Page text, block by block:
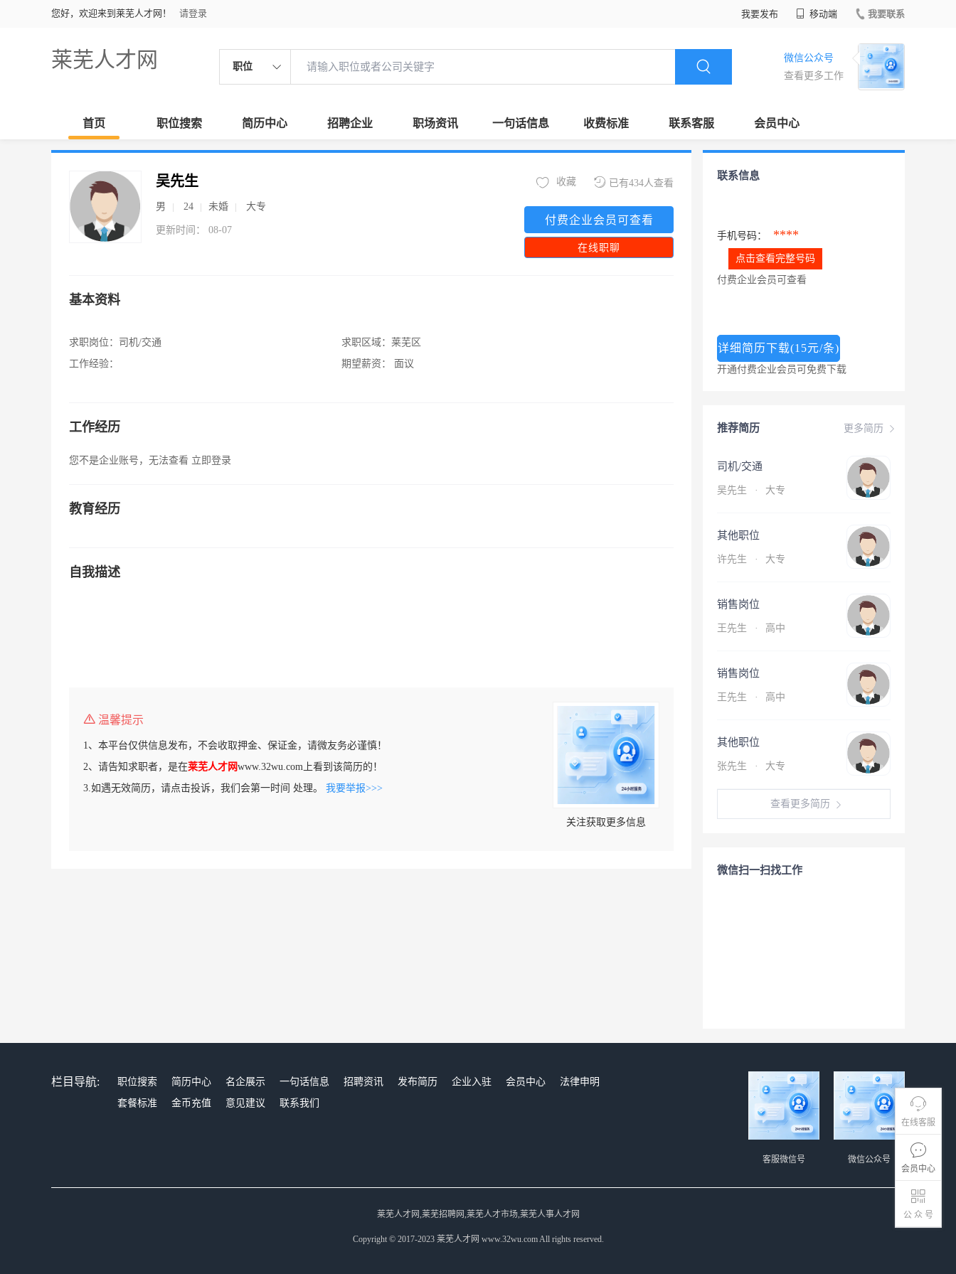
您好，欢迎来到莱芜人才网！ 请登录 我要发布 移动端 我要联系
莱芜人才网 职位
微信公众号
查看更多工作
首页 职位搜索 简历中心 招聘企业 职场资讯 一句话信息 收费标准 联系客服 会员中心
在线客服
会员中心
公 众 号
吴先生
男 24 未婚 大专
更新时间： 08-07
已有434人查看
收藏
付费企业会员可查看
在线职聊
基本资料
求职岗位： 司机/交通
工作经验：
求职区域： 莱芜区
期望薪资：
面议
工作经历
您不是企业账号，无法查看 立即登录
教育经历
自我描述
温馨提示
1、本平台仅供信息发布，不会收取押金、保证金，请微友务必谨慎！
2、请告知求职者，是在莱芜人才网www.32wu.com上看到该简历的！
3.如遇无效简历，请点击投诉，我们会第一时间 处理。 我要举报>>>
关注获取更多信息
联系信息
手机号码： ****
点击查看完整号码
付费企业会员可查看
详细简历下载(15元/条)
开通付费企业会员可免费下载
更多简历
推荐简历
司机/交通
吴先生 · 大专
其他职位
许先生 · 大专
销售岗位
王先生 · 高中
销售岗位
王先生 · 高中
其他职位
张先生 · 大专
查看更多简历
微信扫一扫找工作
栏目导航: 职位搜索 简历中心 名企展示 一句话信息 招聘资讯 发布简历 企业入驻 会员中心
法律申明
套餐标准
金币充值 意见建议 联系我们
微信公众号
客服微信号
莱芜人才网,莱芜招聘网,莱芜人才市场,莱芜人事人才网
Copyright © 2017-2023 莱芜人才网 www.32wu.com All rights reserved.